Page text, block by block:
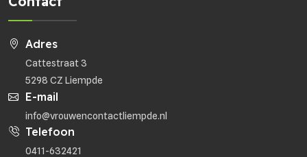
Adres
Cattestraat 3
5298 CZ Liempde
E-mail
info@vrouwencontactliempde.nl
Telefoon
0411-632421